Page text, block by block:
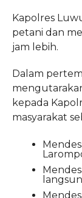
Kapolres
petani dan
jam lebih.
Dalam
kepada
masyarakat